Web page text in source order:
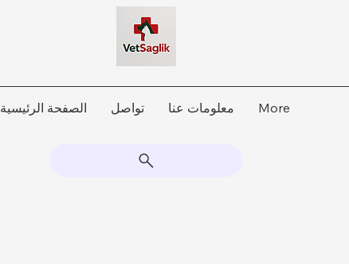
الصفحة الرئيسية تواصل معلومات عنا More